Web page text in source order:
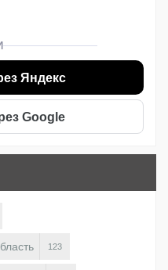
Яндекс
Google
123